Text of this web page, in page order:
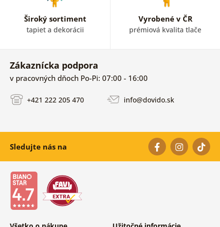
Široký sortiment
tapiet a dekorácii
Vyrobené v ČR
prémiová kvalita tlače
Zákaznícka podpora
v pracovných dňoch Po-Pi: 07:00 - 16:00
+421 222 205 470 info@dovido.sk
Sledujte nás na